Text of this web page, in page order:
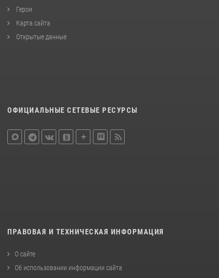
Герои
Карта сайта
Открытые данные
ОФИЦИАЛЬНЫЕ СЕТЕВЫЕ РЕСУРСЫ
ПРАВОВАЯ И ТЕХНИЧЕСКАЯ ИНФОРМАЦИЯ
О сайте
Об использовании информации сайта